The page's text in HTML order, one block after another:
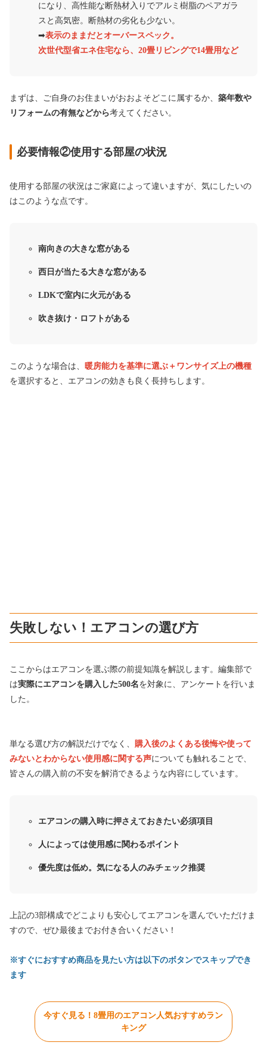
になり、高性能な断熱材入りでアルミ樹脂のペアガラ
スと高気密。断熱材の劣化も少ない。
➡︎表示のままだとオーバースペック。
次世代型省エネ住宅なら、20畳リビングで14畳用など
まずは、ご自身のお住まいがおおよそどこに属するか、 築年数や
リフォームの有無などから考えてください。
必要情報②使用する部屋の状況
使用する部屋の状況はご家庭によって違いますが、気にしたいの
はこのような点です。
南向きの大きな窓がある
西日が当たる大きな窓がある
LDKで室内に火元がある
吹き抜け・ロフトがある
このような場合は、
暖房能力を基準に選ぶ＋ワンサイズ上の機種
を選択すると、エアコンの効きも良く長持ちします。
失敗しない！エアコンの選び方
ここからはエアコンを選ぶ際の前提知識を解説します。 編集部で
は実際にエアコンを購入した500名を対象に、アンケートを行いま
した。
単なる選び方の解説だけでなく、 購入後のよくある後悔や使って
みないとわからない使用感に関する声についても触れることで、
皆さんの購入前の不安を解消できるような内容にしています。
エアコンの購入時に押さえておきたい必須項目
人によっては使用感に関わるポイント
優先度は低め。気になる人のみチェック推奨
上記の3部構成でどこよりも安心してエアコンを選んでいただけま
すので、ぜひ最後までお付き合いください！
※すぐにおすすめ商品を見たい方は以下のボタンでスキップでき
ます
今すぐ見る！8畳用のエアコン人気おすすめラン
キング